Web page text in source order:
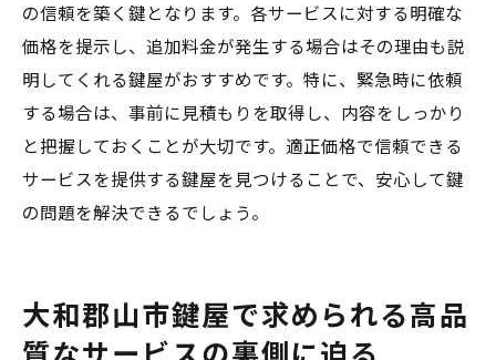
の信頼を築く鍵となります。各サービスに対する明確な
価格を提示し、追加料金が発生する場合はその理由も説
明してくれる鍵屋がおすすめです。特に、緊急時に依頼
する場合は、事前に見積もりを取得し、内容をしっかり
と把握しておくことが大切です。適正価格で信頼できる
サービスを提供する鍵屋を見つけることで、安心して鍵
の問題を解決できるでしょう。
大和郡山市鍵屋で求められる高品